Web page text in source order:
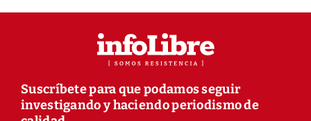
Suscríbete para que podamos seguir
investigando y haciendo periodismo de